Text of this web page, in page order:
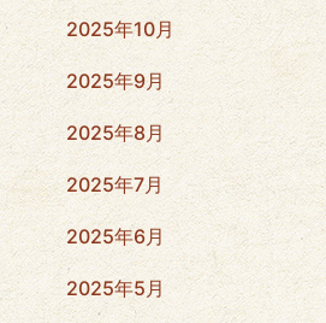
2025年10月
2025年9月
2025年8月
2025年7月
2025年6月
2025年5月